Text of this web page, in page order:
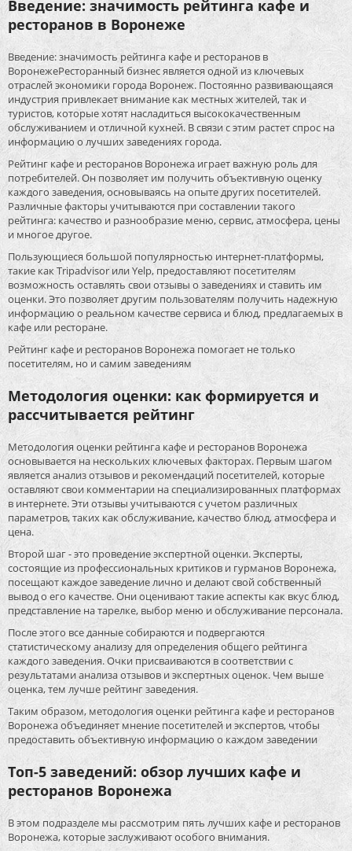
Введение: значимость рейтинга кафе и
ресторанов в Воронеже
Введение: значимость рейтинга кафе и ресторанов в
ВоронежеРесторанный бизнес является одной из ключевых
отраслей экономики города Воронеж. Постоянно развивающаяся
индустрия привлекает внимание как местных жителей, так и
туристов, которые хотят насладиться высококачественным
обслуживанием и отличной кухней. В связи с этим растет спрос на
информацию о лучших заведениях города.
Рейтинг кафе и ресторанов Воронежа играет важную роль для
потребителей. Он позволяет им получить объективную оценку
каждого заведения, основываясь на опыте других посетителей.
Различные факторы учитываются при составлении такого
рейтинга: качество и разнообразие меню, сервис, атмосфера, цены
и многое другое.
Пользующиеся большой популярностью интернет-платформы,
такие как Tripadvisor или Yelp, предоставляют посетителям
возможность оставлять свои отзывы о заведениях и ставить им
оценки. Это позволяет другим пользователям получить надежную
информацию о реальном качестве сервиса и блюд, предлагаемых в
кафе или ресторане.
Рейтинг кафе и ресторанов Воронежа помогает не только
посетителям, но и самим заведениям
Методология оценки: как формируется и
рассчитывается рейтинг
Методология оценки рейтинга кафе и ресторанов Воронежа
основывается на нескольких ключевых факторах. Первым шагом
является анализ отзывов и рекомендаций посетителей, которые
оставляют свои комментарии на специализированных платформах
в интернете. Эти отзывы учитываются с учетом различных
параметров, таких как обслуживание, качество блюд, атмосфера и
цена.
Второй шаг - это проведение экспертной оценки. Эксперты,
состоящие из профессиональных критиков и гурманов Воронежа,
посещают каждое заведение лично и делают свой собственный
вывод о его качестве. Они оценивают такие аспекты как вкус блюд,
представление на тарелке, выбор меню и обслуживание персонала.
После этого все данные собираются и подвергаются
статистическому анализу для определения общего рейтинга
каждого заведения. Очки присваиваются в соответствии с
результатами анализа отзывов и экспертных оценок. Чем выше
оценка, тем лучше рейтинг заведения.
Таким образом, методология оценки рейтинга кафе и ресторанов
Воронежа объединяет мнение посетителей и экспертов, чтобы
предоставить объективную информацию о каждом заведении
Топ-5 заведений: обзор лучших кафе и
ресторанов Воронежа
В этом подразделе мы рассмотрим пять лучших кафе и ресторанов
Воронежа, которые заслуживают особого внимания.